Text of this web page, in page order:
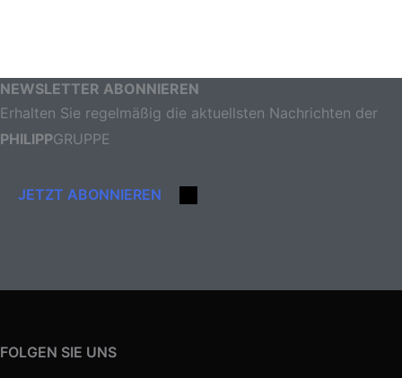
NEWSLETTER ABONNIEREN
Erhalten Sie regelmäßig die aktuellsten Nachrichten der
PHILIPPGRUPPE
JETZT ABONNIEREN
FOLGEN SIE UNS